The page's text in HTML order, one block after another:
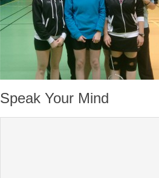
Speak Your Mind